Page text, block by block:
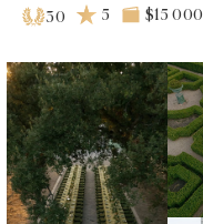
30 5 $15 000